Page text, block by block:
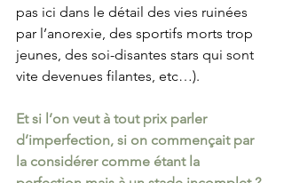
pas ici dans le détail des vies ruinées
par l’anorexie, des sportifs morts trop
jeunes, des soi-disantes stars qui sont
vite devenues filantes, etc…).
Et si l’on veut à tout prix parler
d’imperfection, si on commençait par
la considérer comme étant la